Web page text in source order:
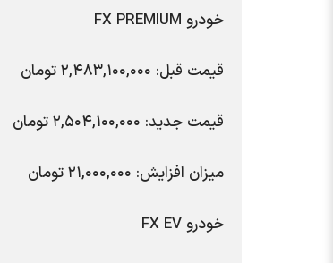
خودرو FX PREMIUM
قیمت قبل: ۲,۴۸۳,۱۰۰,۰۰۰ تومان
قیمت جدید: ۲,۵۰۴,۱۰۰,۰۰۰ تومان
میزان افزایش: ۲۱,۰۰۰,۰۰۰ تومان
خودرو FX EV